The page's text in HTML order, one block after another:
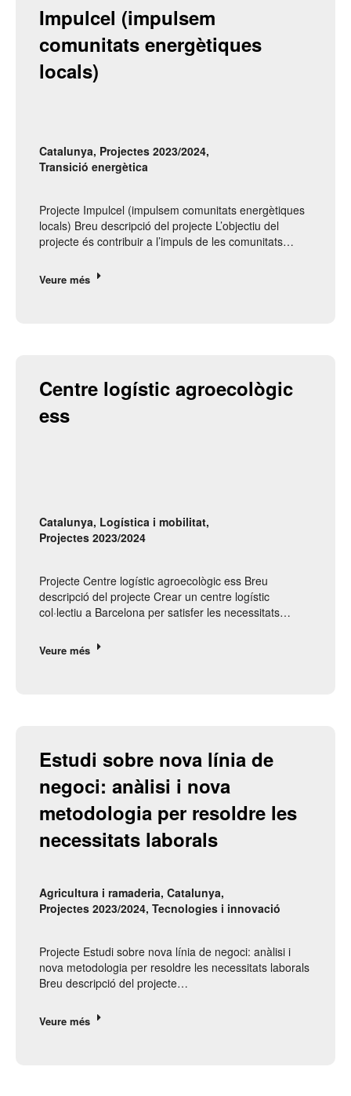
Impulcel (impulsem
comunitats energètiques
locals)
Catalunya, Projectes 2023/2024,
Transició energètica
Projecte Impulcel (impulsem comunitats energètiques
locals) Breu descripció del projecte L’objectiu del
projecte és contribuir a l’impuls de les comunitats…
Veure més
Centre logístic agroecològic
ess
Catalunya, Logística i mobilitat,
Projectes 2023/2024
Projecte Centre logístic agroecològic ess Breu
descripció del projecte Crear un centre logístic
col·lectiu a Barcelona per satisfer les necessitats…
Veure més
Estudi sobre nova línia de
negoci: anàlisi i nova
metodologia per resoldre les
necessitats laborals
Agricultura i ramaderia, Catalunya,
Projectes 2023/2024, Tecnologies i innovació
Projecte Estudi sobre nova línia de negoci: anàlisi i
nova metodologia per resoldre les necessitats laborals
Breu descripció del projecte…
Veure més